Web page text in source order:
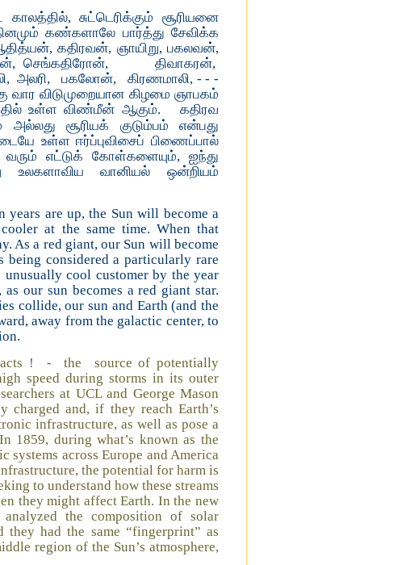
சுட்டெரிக்கும் சூரியனை
கண்களாலே பார்த்து சேவிக்க
கதிரவன், ஞாயிறு, பகலவன்,
செங்கதிரோன், திவாகரன்,
அலரி, பகலோன், கிரணமாலி, - - -
விடுமுறையான கிழமை ஞாபகம்
உள்ள விண்மீன் ஆகும். கதிரவ
சூரியக் குடும்பம் என்பது
உள்ள ஈர்ப்புவிசைப் பிணைப்பால்
வரும் எட்டுக் கோள்களையும், ஐந்து
உலகளாவிய வானியல் ஒன்றியம்
are up, the Sun will become a
at the same time. When that
As a red giant, our Sun will become
considered a particularly rare
cool customer by the year
our sun becomes a red giant star.
collide, our sun and Earth (and the
away from the galactic center, to
facts ! - the source of potentially
speed during storms in its outer
at UCL and George Mason
and, if they reach Earth’s
infrastructure, as well as pose a
1859, during what’s known as the
systems across Europe and America
the potential for harm is
to understand how these streams
they might affect Earth. In the new
analyzed the composition of solar
they had the same “fingerprint” as
region of the Sun’s atmosphere,